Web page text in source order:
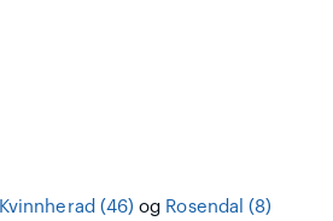
Kvinnherad (46) og Rosendal (8)